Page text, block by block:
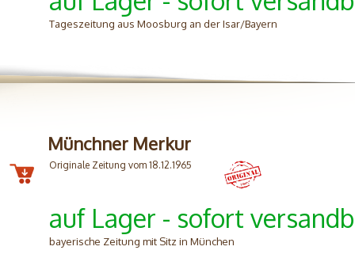
Tageszeitung aus Moosburg an der Isar/Bayern
Münchner Merkur
Originale Zeitung vom 18.12.1965
auf Lager - sofort
bayerische Zeitung mit Sitz in München